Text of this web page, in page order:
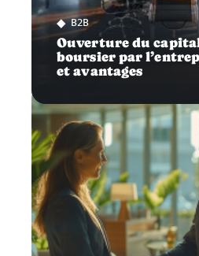
B2B
Ouverture du
boursier par
et avantages